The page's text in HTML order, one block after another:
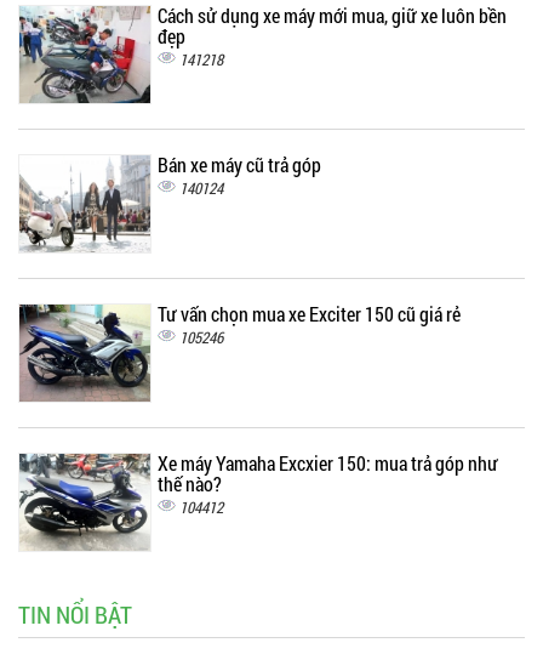
Cách sử dụng xe máy mới mua, giữ xe luôn bền
đẹp
141218
Bán xe máy cũ trả góp
140124
Tư vấn chọn mua xe Exciter 150 cũ giá rẻ
105246
Xe máy Yamaha Excxier 150: mua trả góp như
thế nào?
104412
TIN NỔI BẬT